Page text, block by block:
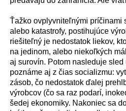
Ťažko ovplyvniteľnými príčinami
alebo katastrofy, postihujúce vý
riešiteľný je nedostatok liekov,
na jedinom, alebo niekoľkých má
aj surovín. Potom nasleduje sled
poznáme aj z čias socializmu:
zásob, čo nedostatok ďalej
výrobcov (čo sa raz podarí,
šedej ekonomiky. Nakoniec sa